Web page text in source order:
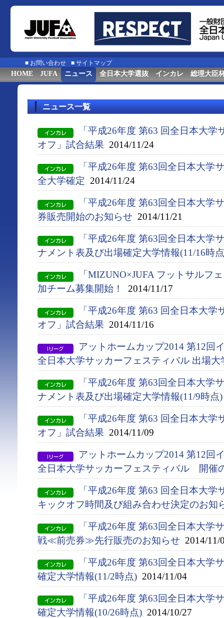
■ お問い合わせ ■ サイトマップ
HOME JUFA ニュース 全日本大学選抜 インカレ 総理大臣
ニュース一覧
「平成26年度 第63 回全日本大
オフ」試合結果 2014/11/24
「平成26年度 第63回全日本大学
全大学確定 2014/11/24
「平成26年度 第63回全日本大学
券販売開始のお知らせ 2014/11/21
「平成26年度 第63回全日本大学
ナメント表及び出場確定大学情報(11/16時
「MIZUNO×JUFA フットサルフ
加チーム募集開始！
2014/11/17
「平成26年度 第63 回全日本大
オフ」試合結果 2014/11/16
アットホームカップ2014 第12回
全日本大学サッカーフェスティバル 出場大
「平成26年度 第63回全日本大学
ナメント表及び出場確定大学情報(11/9時点)
「平成26年度 第63 回全日本大
オフ」試合結果 2014/11/09
アットホームカップ2014 第12回
全日本大学サッカーフェスティバル 開催
「平成26年度 第63 回全日本大
キックオフ時間及び組み合わせ決定のお知
「平成26年度 第63回全日本大学
戦≪前売券≫先行販売のお知らせ 2014/11/
「平成26年度 第63回全日本大学
確定大学情報(11/2時点) 2014/11/04
「平成26年度 第63回全日本大学
確定大学情報(10/26時点) 2014/10/27